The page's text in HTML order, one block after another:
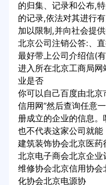
的归集、记录和公布,
的记录,依法对其进行
加以限制,并向社会提
北京公司注销公答:、
最好带上公司介绍信(
进入所在北京工商局
业是否
你可以自己百度由北京
信用网”然后查询任意
册成立的企业的信息
也不代表这家公司就能
建筑装饰协会北京医
北京电子商会北京企
维修协会北京信用协
化协会北京电源协